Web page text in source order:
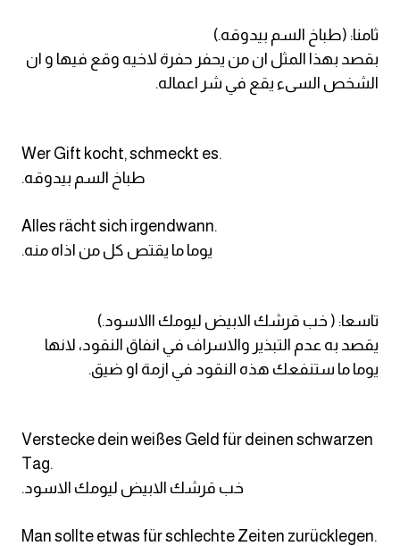
ثامنا: (طباخ السم بيدوقه.)
بقصد بهذا المثل ان من يحفر حفرة لاخيه وقع فيها و ان
الشخص السىء يقع في شر اعماله.
Wer Gift kocht, schmeckt es.
.طباخ السم بيدوقه
Alles rächt sich irgendwann.
.يوما ما يقتص كل من اذاه منه
تاسعا: ( خب قرشك الابيض ليومك االاسود.)
يقصد به عدم التبذير والاسراف في انفاق النقود، لانها
يوما ما ستنفعك هذه النقود في ازمة او ضيق.
Verstecke dein weißes Geld für deinen schwarzen
Tag.
.خب قرشك الابيض ليومك الاسود
Man sollte etwas für schlechte Zeiten zurücklegen.